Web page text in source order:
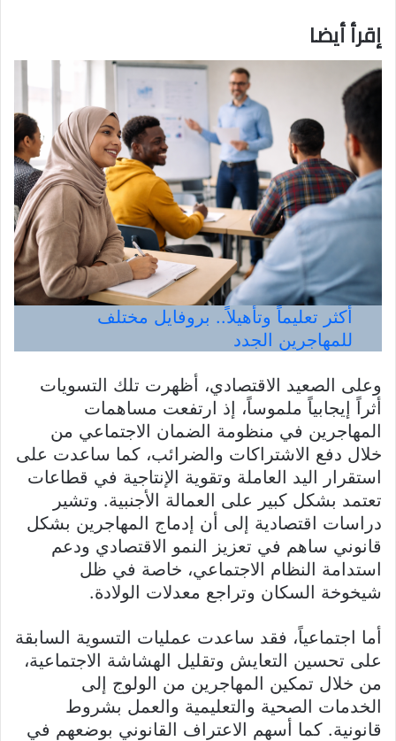
إقرأ أيضا
أكثر تعليماً وتأهيلاً.. بروفايل مختلف
للمهاجرين الجدد
وعلى الصعيد الاقتصادي، أظهرت تلك التسويات
أثراً إيجابياً ملموساً، إذ ارتفعت مساهمات
المهاجرين في منظومة الضمان الاجتماعي من
خلال دفع الاشتراكات والضرائب، كما ساعدت على
استقرار اليد العاملة وتقوية الإنتاجية في قطاعات
تعتمد بشكل كبير على العمالة الأجنبية. وتشير
دراسات اقتصادية إلى أن إدماج المهاجرين بشكل
قانوني ساهم في تعزيز النمو الاقتصادي ودعم
استدامة النظام الاجتماعي، خاصة في ظل
شيخوخة السكان وتراجع معدلات الولادة.
أما اجتماعياً، فقد ساعدت عمليات التسوية السابقة
على تحسين التعايش وتقليل الهشاشة الاجتماعية،
من خلال تمكين المهاجرين من الولوج إلى
الخدمات الصحية والتعليمية والعمل بشروط
قانونية. كما أسهم الاعتراف القانوني بوضعهم في